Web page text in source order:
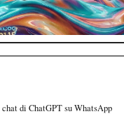
di ChatGPT su WhatsApp